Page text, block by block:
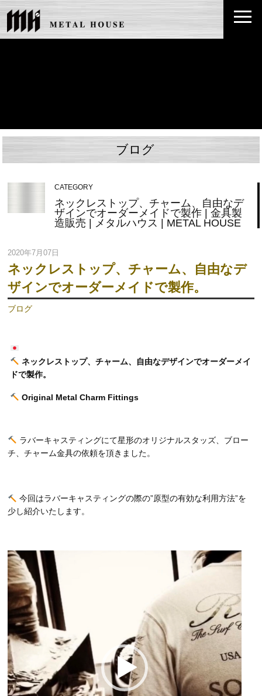
ブログ
CATEGORY
ネックレストップ、チャーム、自由なデ
ザインでオーダーメイドで製作 | 金具製
造販売 | メタルハウス | METAL HOUSE
2020年7月07日
ネックレストップ、チャーム、自由なデ
ザインでオーダーメイドで製作。
ブログ
ネックレストップ、チャーム、自由なデザインでオーダーメイ
ドで製作。
Original Metal Charm Fittings
ラバーキャスティングにて星形のオリジナルスタッズ、ブロー
チ、チャーム金具の依頼を頂きました。
今回はラバーキャスティングの際の”原型の有効な利用方法”を
少し紹介いたします。
動
画
プ
ー
ヤ
ー